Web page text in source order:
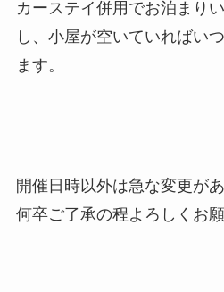
カーステイ併用でお泊まり
し、小屋が空いていればい
ます。
開催日時以外は急な変更が
何卒ご了承の程よろしくお